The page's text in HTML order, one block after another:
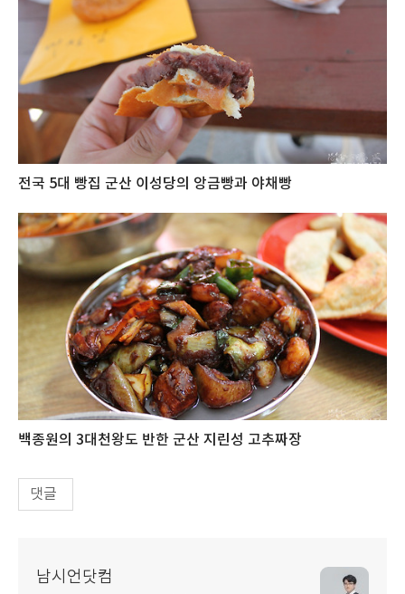
전국 5대 빵집 군산 이성당의 앙금빵과 야채빵
백종원의 3대천왕도 반한 군산 지린성 고추짜장
댓글
남시언닷컴